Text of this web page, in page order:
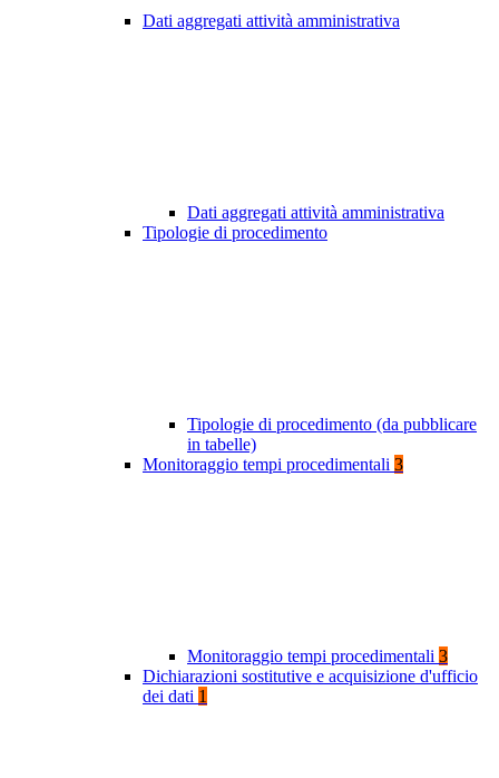
Dati aggregati attività amministrativa
Dati aggregati attività amministrativa
Tipologie di procedimento
Tipologie di procedimento (da pubblicare
in tabelle)
Monitoraggio tempi procedimentali 3
Monitoraggio tempi procedimentali 3
Dichiarazioni sostitutive e acquisizione d'ufficio
dei dati 1